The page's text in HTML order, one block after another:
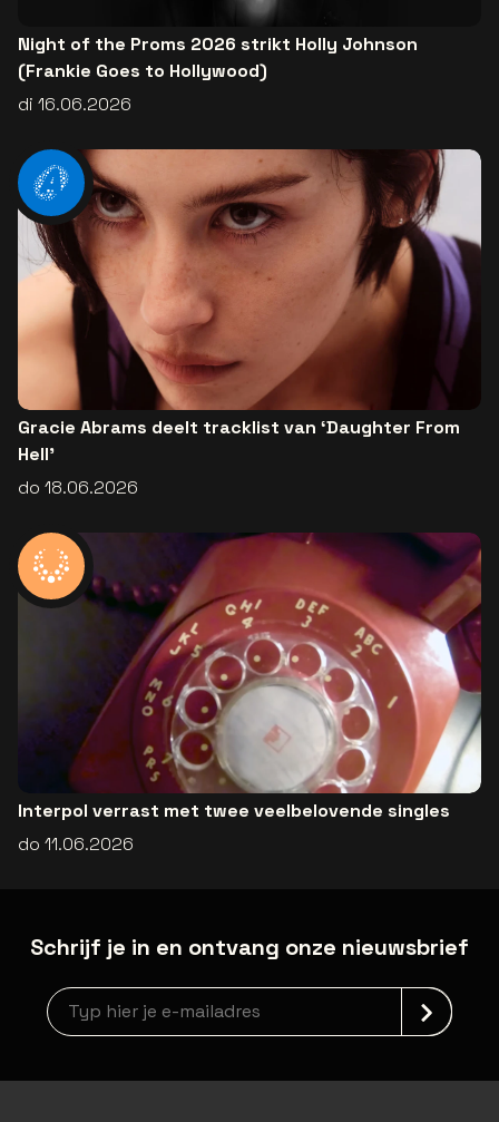
Night of the Proms 2026 strikt Holly Johnson
(Frankie Goes to Hollywood)
di 16.06.2026
Gracie Abrams deelt tracklist van ‘Daughter From
Hell’
do 18.06.2026
Interpol verrast met twee veelbelovende singles
do 11.06.2026
Schrijf je in en ontvang onze nieuwsbrief
Nieuwsbrief aanmelding